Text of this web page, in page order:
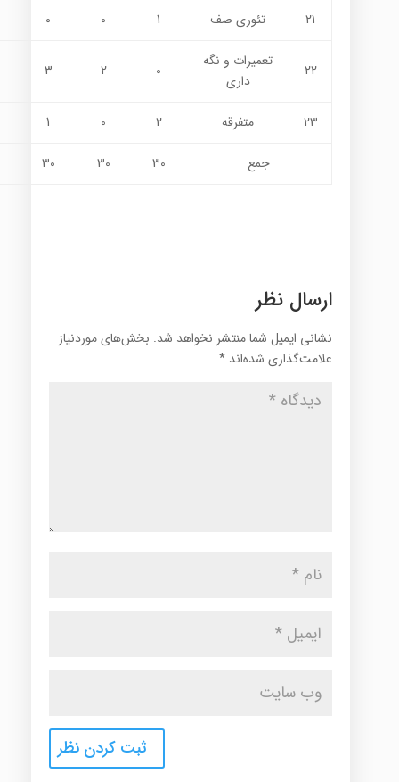
21 تئوري صف 1
0
0
22
تعمیرات و نگه
داری
0
2
3
23 متفرقه 2
0
1
جمع 30
30
30
ارسال نظر
نشانی ایمیل شما منتشر نخواهد شد. بخش‌های موردنیاز
علامت‌گذاری شده‌اند *